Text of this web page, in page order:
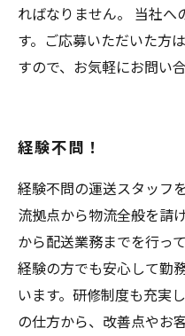
ればなりません。 当社へ
す。ご応募いただいた方
すので、お気軽にお問い
経験不問！
経験不問の運送スタッフ
流拠点から物流全般を請
から配送業務までを行っ
経験の方でも安心して勤
います。研修制度も充実
の仕方から、改善点やお